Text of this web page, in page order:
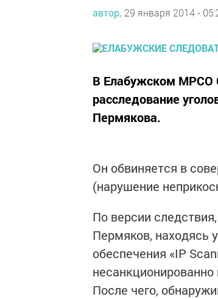
автор, 29 января 2014 -
В Елабужском МРСО
расследование
Пермякова.
Он обвиняется в
(нарушение
По версии
Пермяков, находясь
обеспечения «IP
После чего,